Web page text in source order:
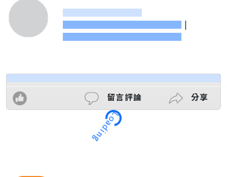
|
留言評論 分享
Loading